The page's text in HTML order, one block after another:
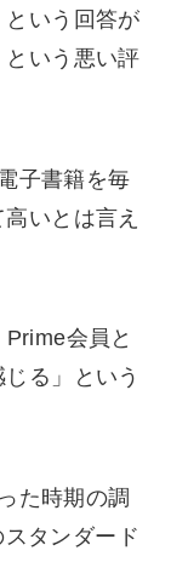
という回答が
いう悪い評
子書籍を毎
いとは言え
会員と
る」という
た時期の調
タンダード